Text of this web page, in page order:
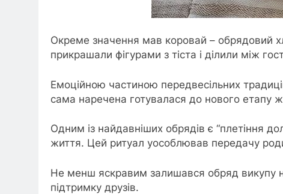
Окреме значення мав коровай – обрядовий
прикрашали фігурами з тіста і ділили між
Емоційною частиною передвесільних
сама наречена готувалася до нового етапу
Одним із найдавніших обрядів є “плетіння
життя. Цей ритуал уособлював передачу
Не менш яскравим залишався обряд викупу
підтримку друзів.